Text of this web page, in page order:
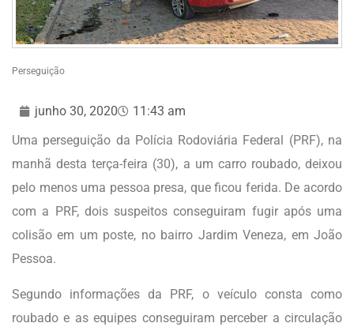
Perseguição
junho 30, 2020
11:43 am
Uma perseguição da Polícia Rodoviária Federal (PRF), na
manhã desta terça-feira (30), a um carro roubado, deixou
pelo menos uma pessoa presa, que ficou ferida. De acordo
com a PRF, dois suspeitos conseguiram fugir após uma
colisão em um poste, no bairro Jardim Veneza, em João
Pessoa.
Segundo informações da PRF, o veículo consta como
roubado e as equipes conseguiram perceber a circulação